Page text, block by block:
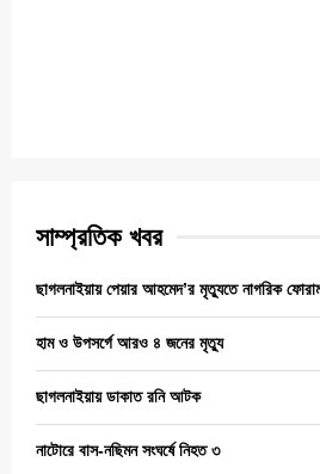
সাম্প্রতিক খবর
ছাগলনাইয়ায় পেয়ার আহমেদ’র মৃত্যুতে নাগরিক
হাম ও উপসর্গে আরও ৪ জনের মৃত্যু
ছাগলনাইয়ায় ডাকাত রনি আটক
নাটোরে বাস-নছিমন সংঘর্ষে নিহত ৩